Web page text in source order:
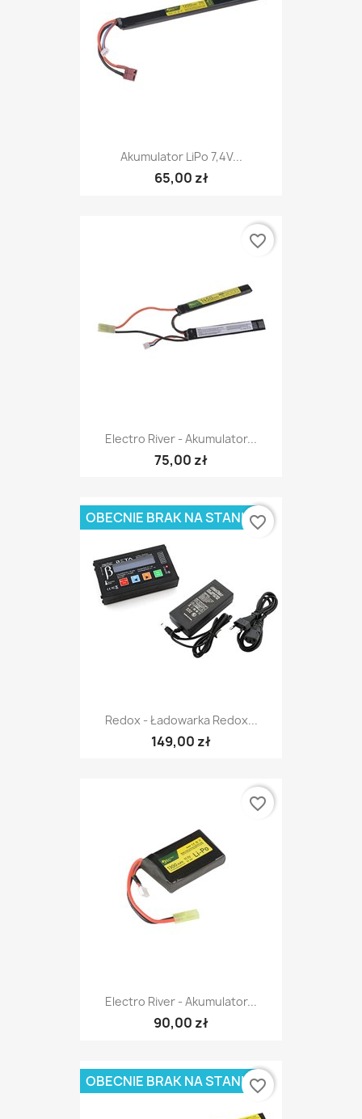
Akumulator LiPo 7,4V...
65,00 zł
Electro River - Akumulator...
75,00 zł
favorite_border
Redox - Ładowarka Redox...
149,00 zł
OBECNIE BRAK NA STANIEfavorite_border
Electro River - Akumulator...
90,00 zł
favorite_border
OBECNIE BRAK NA STANIEfavorite_border